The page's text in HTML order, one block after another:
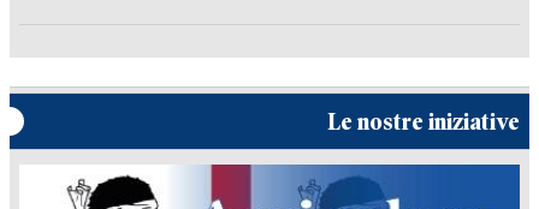
Le nostre iniziative